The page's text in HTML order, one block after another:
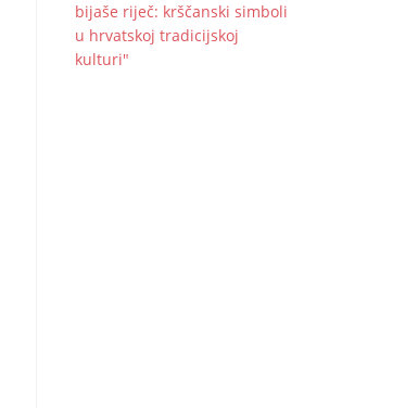
bijaše riječ: krščanski simboli
u hrvatskoj tradicijskoj
kulturi"